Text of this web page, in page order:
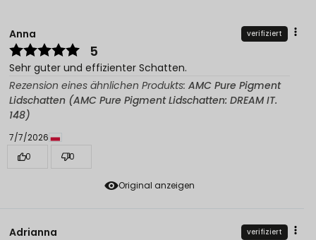
Original anzeigen
Anna verifiziert
5
Sehr guter und effizienter Schatten.
Rezension eines ähnlichen Produkts: AMC Pure Pigment
Lidschatten (AMC Pure Pigment Lidschatten: DREAM IT.
148)
7/7/2026
0
0
Adrianna verifiziert